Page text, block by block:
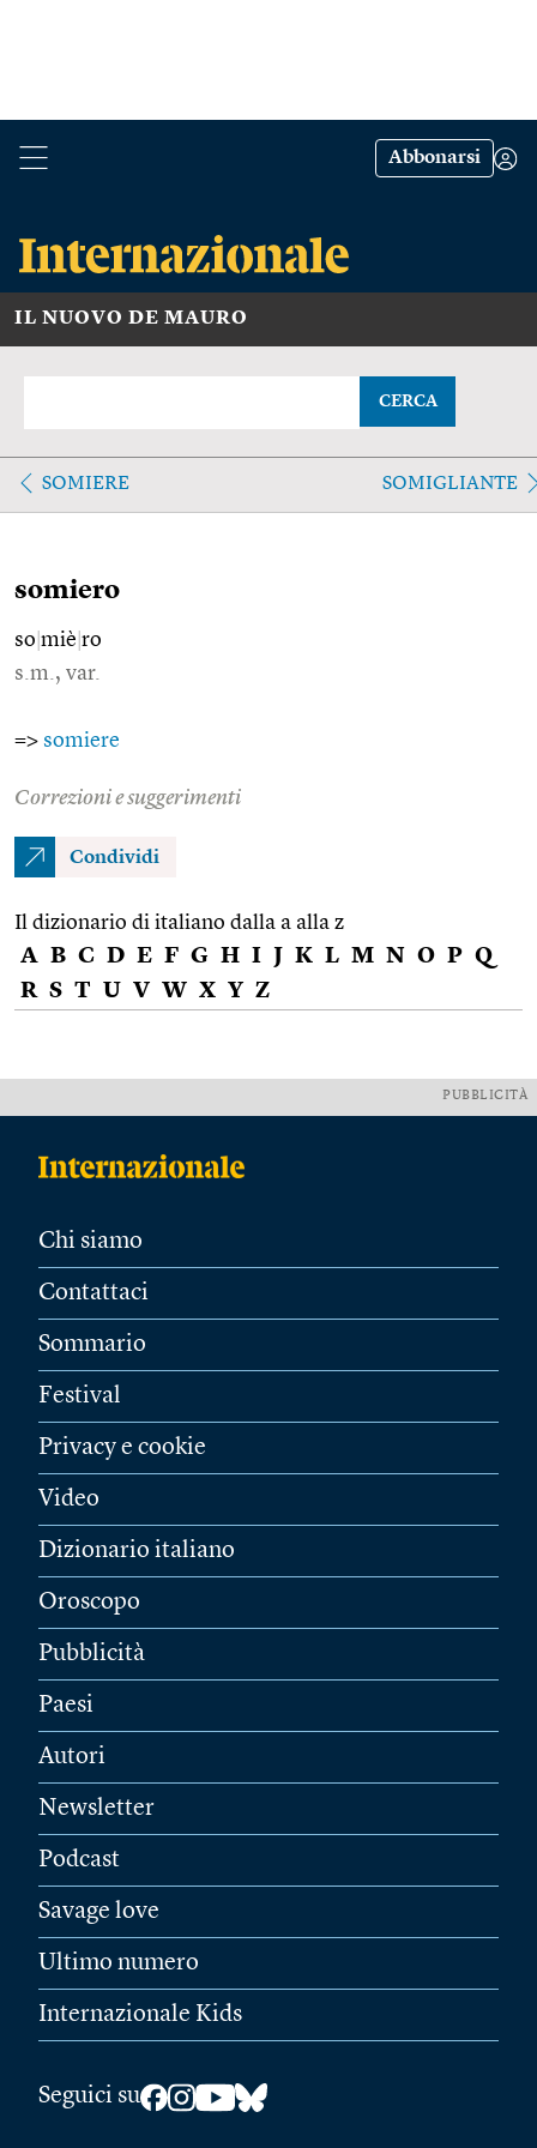
Abbonarsi
IL NUOVO DE MAURO
CERCA
SOMIERE SOMIGLIANTE
somiero
so miè ro
s.m., var.
=> somiere
Correzioni e suggerimenti
Condividi
Il dizionario di italiano dalla a alla z
A B C D E F G H I J K L M N O P Q
R S T U V W X Y Z
PUBBLICITÀ
Chi siamo
Contattaci
Sommario
Festival
Privacy e cookie
Video
Dizionario italiano
Oroscopo
Pubblicità
Paesi
Autori
Newsletter
Podcast
Savage love
Ultimo numero
Internazionale Kids
Seguici su